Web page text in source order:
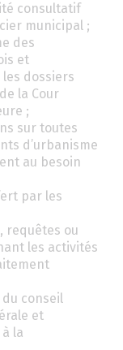
consultatif
municipal ;
des
et
dossiers
la Cour
;
sur toutes
d’urbanisme
au besoin
par les
requêtes ou
les activités
conseil
et
la